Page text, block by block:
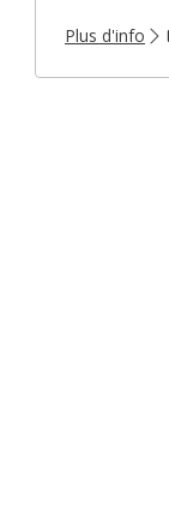
Plus d'info